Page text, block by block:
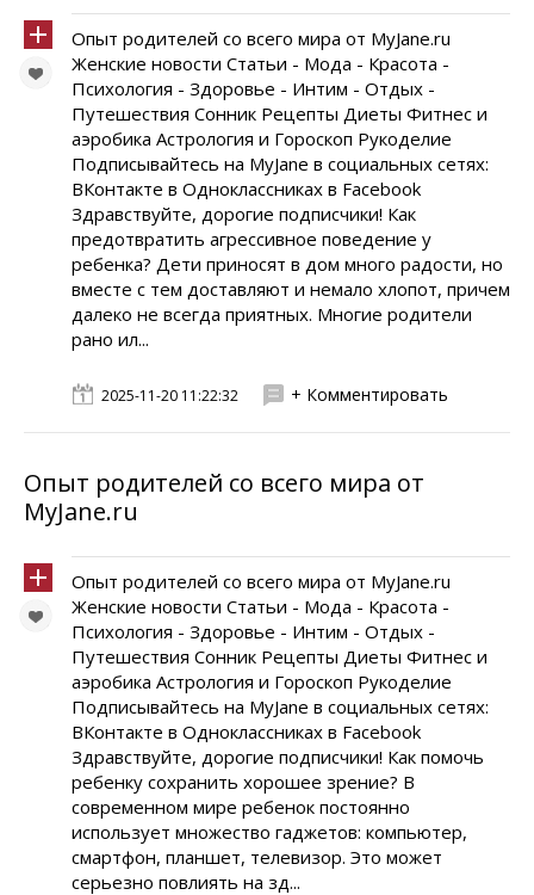
Опыт родителей со всего мира от MyJane.ru
Женские новости Статьи - Мода - Красота -
Психология - Здоровье - Интим - Отдых -
Путешествия Сонник Рецепты Диеты Фитнес и
аэробика Астрология и Гороскоп Рукоделие
Подписывайтесь на MyJane в социальных сетях:
ВКонтакте в Одноклассниках в Facebook
Здравствуйте, дорогие подписчики! Как
предотвратить агрессивное поведение у
ребенка? Дети приносят в дом много радости, но
вместе с тем доставляют и немало хлопот, причем
далеко не всегда приятных. Многие родители
рано ил...
2025-11-20 11:22:32 + Комментировать
Опыт родителей со всего мира от
MyJane.ru
Опыт родителей со всего мира от MyJane.ru
Женские новости Статьи - Мода - Красота -
Психология - Здоровье - Интим - Отдых -
Путешествия Сонник Рецепты Диеты Фитнес и
аэробика Астрология и Гороскоп Рукоделие
Подписывайтесь на MyJane в социальных сетях:
ВКонтакте в Одноклассниках в Facebook
Здравствуйте, дорогие подписчики! Как помочь
ребенку сохранить хорошее зрение? В
современном мире ребенок постоянно
использует множество гаджетов: компьютер,
смартфон, планшет, телевизор. Это может
серьезно повлиять на зд...